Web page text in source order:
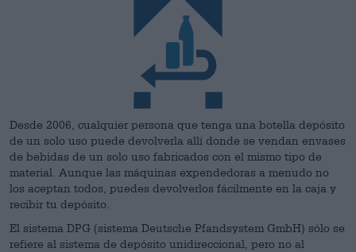
Desde 2006, cualquier persona que tenga una botella depósito
de un solo uso puede devolverla allí donde se vendan envases
de bebidas de un solo uso fabricados con el mismo tipo de
material. Aunque las máquinas expendedoras a menudo no
los aceptan todos, puedes devolverlos fácilmente en la caja y
recibir tu depósito.
El sistema DPG (sistema Deutsche Pfandsystem GmbH) sólo se
refiere al sistema de depósito unidireccional, pero no al